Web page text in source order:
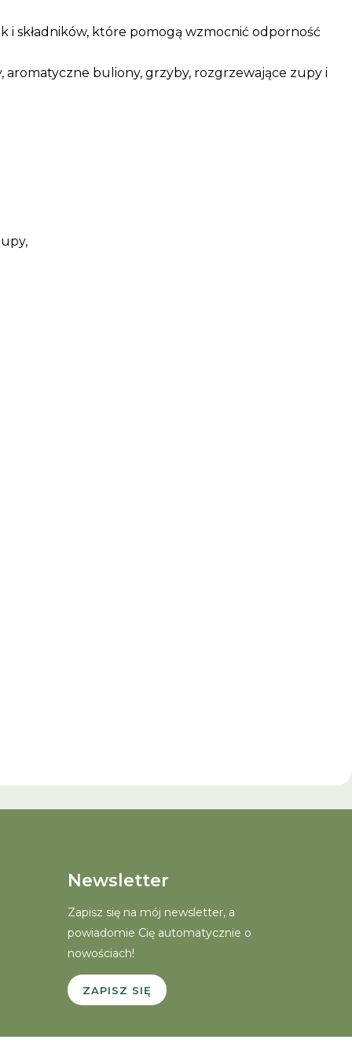
i składników, które pomogą wzmocnić odporność
aromatyczne buliony, grzyby, rozgrzewające zupy i
Newsletter
Zapisz się na mój newsletter, a
powiadomie Cię automatycznie o
nowościach!
ZAPISZ SIĘ